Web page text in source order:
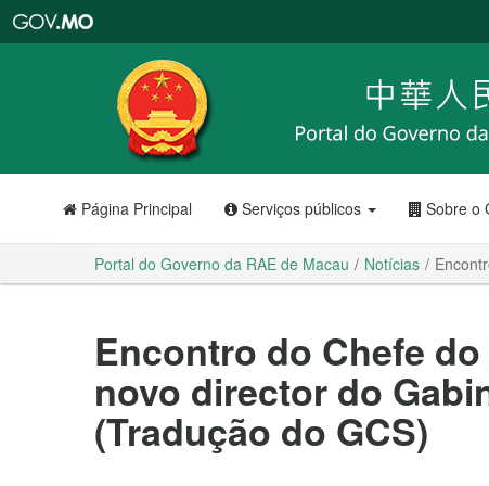
RAE
de
Macau
Página Principal Serviços públicos Sobre o
Portal do Governo da RAE de Macau Notícias
Encontro do Chefe
novo director do
(Tradução do GCS)